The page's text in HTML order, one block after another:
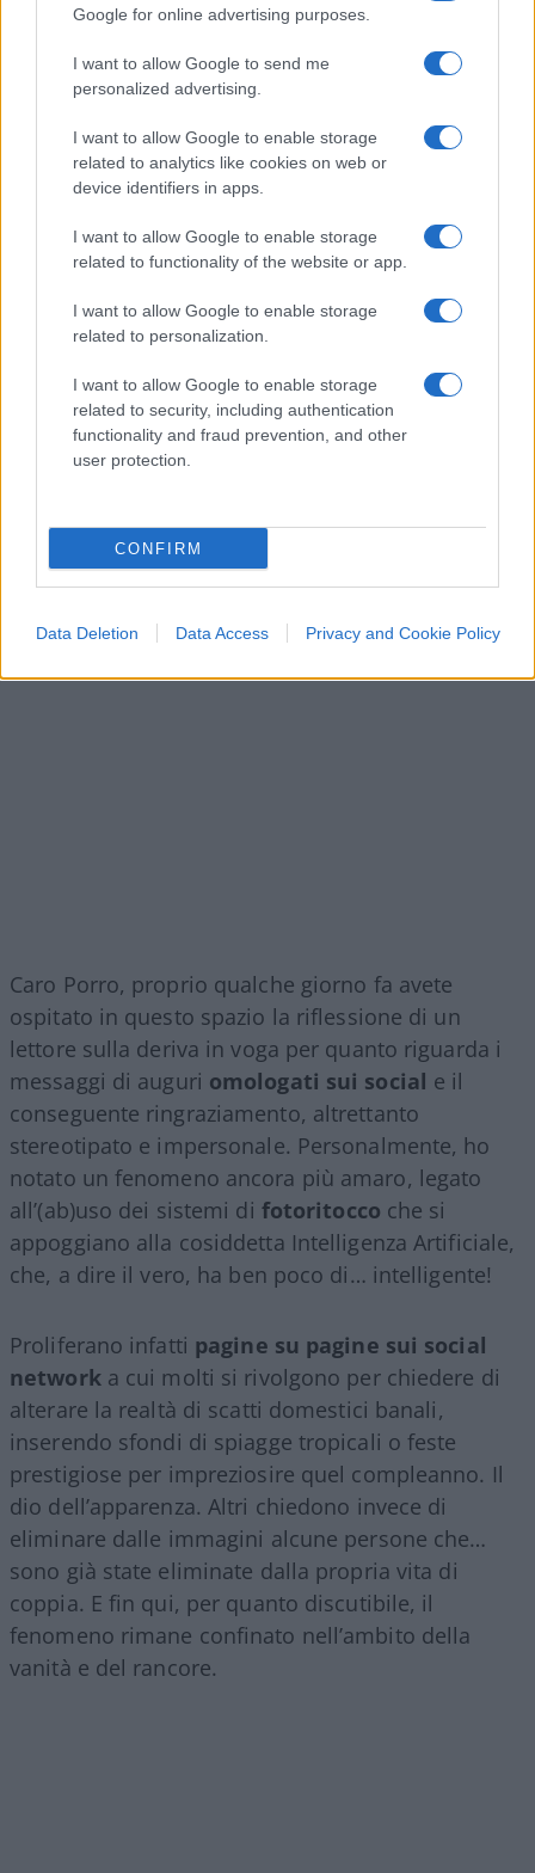
Google for online advertising purposes.
I want to allow Google to send me
personalized advertising.
I want to allow Google to enable storage
related to analytics like cookies on web or
device identifiers in apps.
I want to allow Google to enable storage
related to functionality of the website or app.
I want to allow Google to enable storage
related to personalization.
I want to allow Google to enable storage
related to security, including authentication
functionality and fraud prevention, and other
user protection.
CONFIRM
Data Deletion Data Access Privacy and Cookie Policy
Caro Porro, abbiamo davvero
perso il rispetto per i morti
Dalle foto ritoccate con l’IA ai volti dei defunti
“ringiovaniti”: quando perfino il lutto diventa un
contenuto da social
La Posta
9 Agosto 2026, 19:56
Caro Porro, proprio qualche giorno fa avete
ospitato in questo spazio la riflessione di un
lettore sulla deriva in voga per quanto riguarda i
messaggi di auguri omologati sui social e il
conseguente ringraziamento, altrettanto
stereotipato e impersonale. Personalmente, ho
notato un fenomeno ancora più amaro, legato
all’(ab)uso dei sistemi di fotoritocco che si
appoggiano alla cosiddetta Intelligenza Artificiale,
che, a dire il vero, ha ben poco di… intelligente!
Proliferano infatti pagine su pagine sui social
networka cui molti si rivolgono per chiedere di
alterare la realtà di scatti domestici banali,
inserendo sfondi di spiagge tropicali o feste
prestigiose per impreziosire quel compleanno. Il
dio dell’apparenza. Altri chiedono invece di
eliminare dalle immagini alcune persone che…
sono già state eliminate dalla propria vita di
coppia. E fin qui, per quanto discutibile, il
fenomeno rimane confinato nell’ambito della
vanità e del rancore.